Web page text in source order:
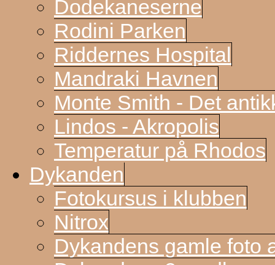
Dodekaneserne
Rodini Parken
Riddernes Hospital
Mandraki Havnen
Monte Smith - Det
Lindos - Akropolis
Temperatur på Rhodos
Dykanden
Fotokursus i klubben
Nitrox
Dykandens gamle foto